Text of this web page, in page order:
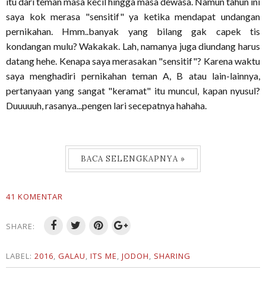
saya kok merasa "sensitif" ya ketika mendapat undangan
pernikahan. Hmm..banyak yang bilang gak capek tis
kondangan mulu? Wakakak. Lah, namanya juga diundang harus
datang hehe. Kenapa saya merasakan "sensitif"? Karena waktu
saya menghadiri pernikahan teman A, B atau lain-lainnya,
pertanyaan yang sangat "keramat" itu muncul, kapan nyusul?
Duuuuuh, rasanya...pengen lari secepatnya hahaha.
BACA SELENGKAPNYA »
41 KOMENTAR
SHARE:
LABEL: 2016, GALAU, ITS ME, JODOH, SHARING